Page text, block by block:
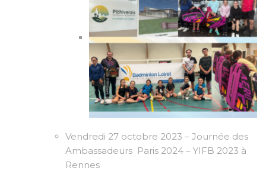
Vendredi 27 octobre 2023 – Journée des
Ambassadeurs Paris 2024 – YIFB 2023 à
Rennes